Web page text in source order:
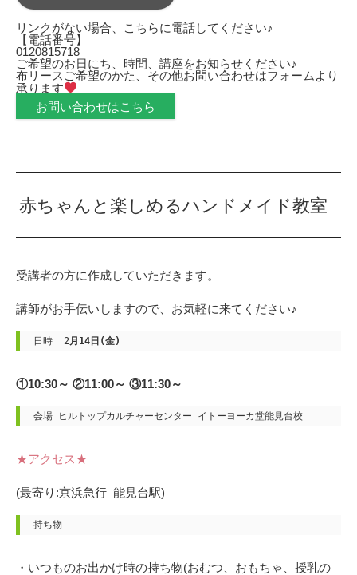
リンクがない場合、こちらに電話してください♪
【電話番号】
0120815718
ご希望のお日にち、時間、講座をお知らせください♪
布リースご希望のかた、その他お問い合わせはフォームより
承ります
お問い合わせはこちら
赤ちゃんと楽しめるハンドメイド教室
受講者の方に作成していただきます。
講師がお手伝いしますので、お気軽に来てください♪
日時  2 月14日(金)
①10:30～ ②11:00～ ③11:30～
会場 ヒルトップカルチャーセンター イトーヨーカ堂能見台校
★アクセス★
(最寄り:京浜急行 能見台駅)
持ち物
・いつものお出かけ時の持ち物(おむつ、おもちゃ、授乳の